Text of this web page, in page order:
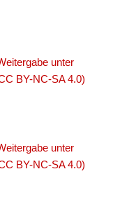
unter
BY-NC-SA 4.0)
unter
BY-NC-SA 4.0)